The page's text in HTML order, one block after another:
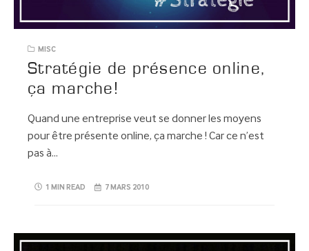
MISC
Stratégie de présence online,
ça marche!
Quand une entreprise veut se donner les moyens
pour être présente online, ça marche ! Car ce n’est
pas à…
1 MIN READ 7 MARS 2010